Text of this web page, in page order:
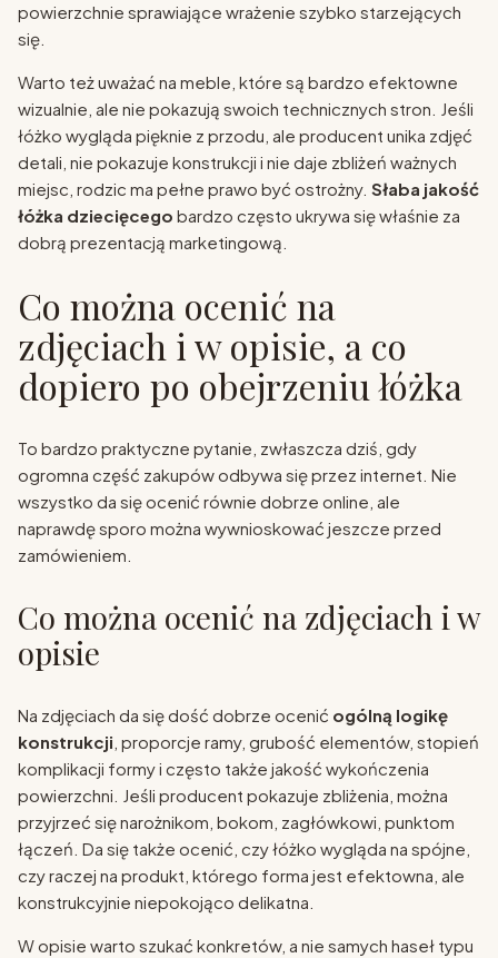
powierzchnie sprawiające wrażenie szybko starzejących
się.
Warto też uważać na meble, które są bardzo efektowne
wizualnie, ale nie pokazują swoich technicznych stron. Jeśli
łóżko wygląda pięknie z przodu, ale producent unika zdjęć
detali, nie pokazuje konstrukcji i nie daje zbliżeń ważnych
miejsc, rodzic ma pełne prawo być ostrożny. Słaba jakość
łóżka dziecięcego bardzo często ukrywa się właśnie za
dobrą prezentacją marketingową.
Co można ocenić na
zdjęciach i w opisie, a co
dopiero po obejrzeniu łóżka
To bardzo praktyczne pytanie, zwłaszcza dziś, gdy
ogromna część zakupów odbywa się przez internet. Nie
wszystko da się ocenić równie dobrze online, ale
naprawdę sporo można wywnioskować jeszcze przed
zamówieniem.
Co można ocenić na zdjęciach i w
opisie
Na zdjęciach da się dość dobrze ocenić ogólną logikę
konstrukcji , proporcje ramy, grubość elementów, stopień
komplikacji formy i często także jakość wykończenia
powierzchni. Jeśli producent pokazuje zbliżenia, można
przyjrzeć się narożnikom, bokom, zagłówkowi, punktom
łączeń. Da się także ocenić, czy łóżko wygląda na spójne,
czy raczej na produkt, którego forma jest efektowna, ale
konstrukcyjnie niepokojąco delikatna.
W opisie warto szukać konkretów, a nie samych haseł typu